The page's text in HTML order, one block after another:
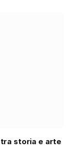
tra storia e arte